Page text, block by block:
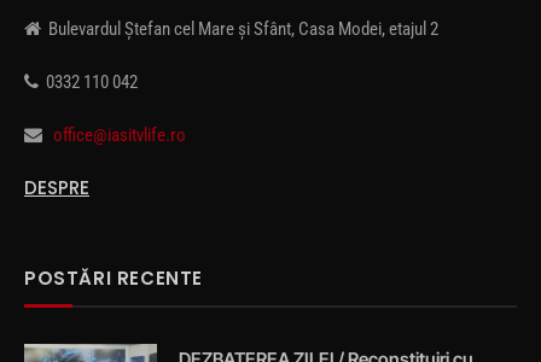
Bulevardul Ștefan cel Mare și Sfânt, Casa Modei, etajul 2
0332 110 042
office@iasitvlife.ro
DESPRE
POSTĂRI RECENTE